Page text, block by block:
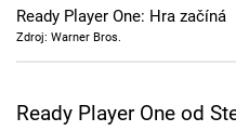
TV Program
Ready Player One: Hra začíná
Zdroj: Warner Bros.
Ready Player One od